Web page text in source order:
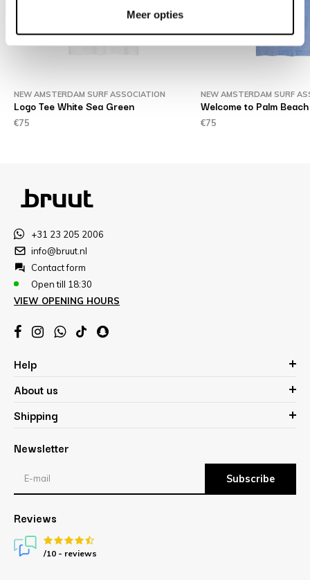
Meer opties
NEW AMSTERDAM SURF ASSOCIATION
Logo Tee White Sea Green
€75
NEW AMSTERDAM SURF
Welcome to Palm
€75
+31 23 205 2006
info@bruut.nl
Contact form
Open till 18:30
VIEW OPENING HOURS
Help
About us
Shipping
Newsletter
Subscribe
Reviews
/10 - reviews